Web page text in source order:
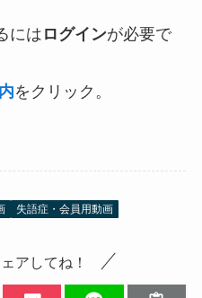
には ログインが必要で
をクリック。
失語症・会員用動画
アしてね！